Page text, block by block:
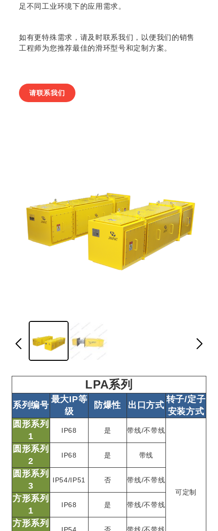
足不同工业环境下的应用需求。
如有更特殊需求，请及时联系我们，以便我们的销售
工程师为您推荐最佳的滑环型号和定制方案。
请联系我们
LPA系列
系列编号
最大IP等
级
防爆性 出口方式
转子/定子
安装方式
圆形系列
1
IP68 是 带线/不带线
可定制
圆形系列
2
IP68 是 带线
圆形系列
3
IP54/IP51 否 带线/不带线
方形系列
1
IP68 是 带线/不带线
方形系列